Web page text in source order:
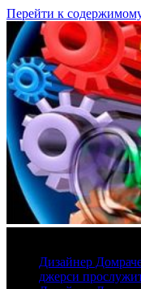
Перейти к
Дизайнер
джерси